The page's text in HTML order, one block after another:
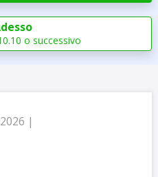
o successivo
|